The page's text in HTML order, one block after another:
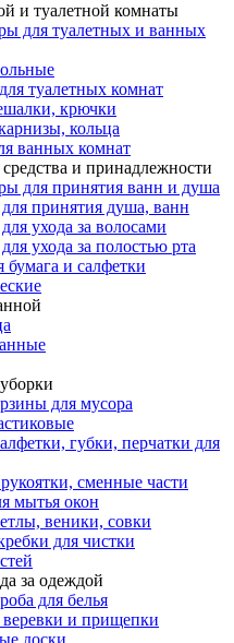
и туалетной комнаты
для туалетных и ванных
туалетных комнат
крючки
кольца
ванных комнат
и принадлежности
для принятия ванн и душа
принятия душа, ванн
ухода за волосами
ухода за полостью рта
бумага и салфетки
для мусора
губки, перчатки для
сменные части
мытья окон
веники, совки
для чистки
за одеждой
для белья
веревки и прищепки
доски